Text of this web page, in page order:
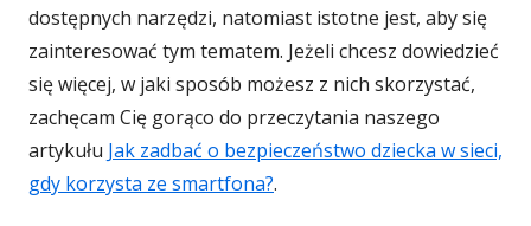
dostępnych narzędzi, natomiast istotne jest, aby się
zainteresować tym tematem. Jeżeli chcesz dowiedzieć
się więcej, w jaki sposób możesz z nich skorzystać,
zachęcam Cię gorąco do przeczytania naszego
artykułu Jak zadbać o bezpieczeństwo dziecka w sieci,
gdy korzysta ze smartfona?.